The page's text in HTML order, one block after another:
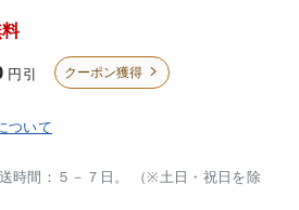
円引 クーポン獲得 
ついて
時間：５－７日。 （※土日・祝日を除